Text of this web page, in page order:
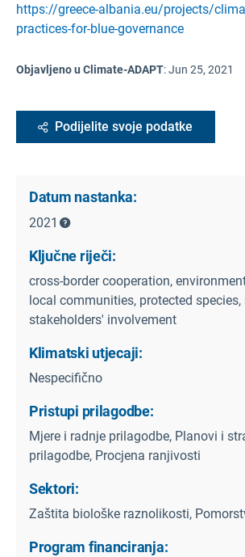
https://greece-albania.eu/projects/
practices-for-blue-governance
Objavljeno u Climate-ADAPT:Jun 25, 2021
Podijelite svoje podatke
Datum nastanka:
2021
Ključne riječi:
cross-border cooperation,
local communities, protected species,
stakeholders' involvement
Klimatski utjecaji:
Nespecifično
Pristupi prilagodbe:
Mjere i radnje prilagodbe, Planovi i
prilagodbe, Procjena ranjivosti
Sektori:
Zaštita biološke raznolikosti,
Program financiranja: